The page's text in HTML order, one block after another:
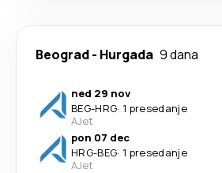
Beograd- Hurgada 9 dana
ned 29 nov
BEG-HRG· 1 presedanje
AJet
pon 07 dec
HRG-BEG· 1 presedanje
AJet